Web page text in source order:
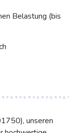
Belastung (bis
unseren